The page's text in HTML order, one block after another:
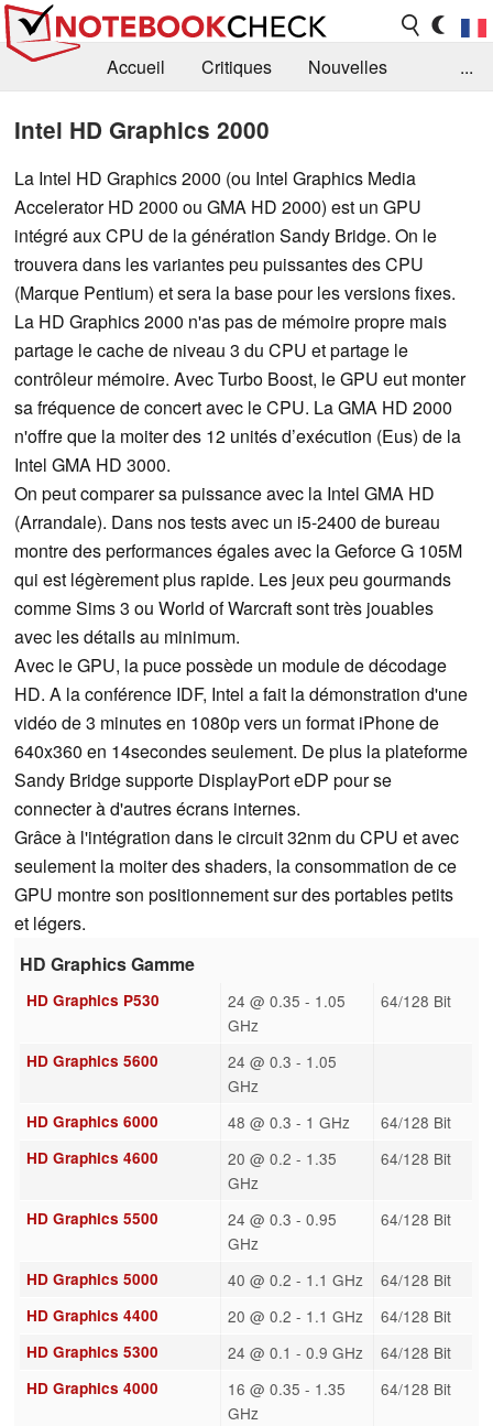
Accueil Critiques
Nouvelles
...
Intel HD Graphics 2000
La Intel HD Graphics 2000 (ou Intel Graphics Media
Accelerator HD 2000 ou GMA HD 2000) est un GPU
intégré aux CPU de la génération Sandy Bridge. On le
trouvera dans les variantes peu puissantes des CPU
(Marque Pentium) et sera la base pour les versions fixes.
La HD Graphics 2000 n'as pas de mémoire propre mais
partage le cache de niveau 3 du CPU et partage le
contrôleur mémoire. Avec Turbo Boost, le GPU eut monter
sa fréquence de concert avec le CPU. La GMA HD 2000
n'offre que la moiter des 12 unités d’exécution (Eus) de la
Intel GMA HD 3000.
On peut comparer sa puissance avec la Intel GMA HD
(Arrandale). Dans nos tests avec un i5-2400 de bureau
montre des performances égales avec la Geforce G 105M
qui est légèrement plus rapide. Les jeux peu gourmands
comme Sims 3 ou World of Warcraft sont très jouables
avec les détails au minimum.
Avec le GPU, la puce possède un module de décodage
HD. A la conférence IDF, Intel a fait la démonstration d'une
vidéo de 3 minutes en 1080p vers un format iPhone de
640x360 en 14secondes seulement. De plus la plateforme
Sandy Bridge supporte DisplayPort eDP pour se
connecter à d'autres écrans internes.
Grâce à l'intégration dans le circuit 32nm du CPU et avec
seulement la moiter des shaders, la consommation de ce
GPU montre son positionnement sur des portables petits
et légers.
HD Graphics Gamme
HD Graphics P530
24 @ 0.35 - 1.05
GHz
64/128 Bit
HD Graphics 5600
24 @ 0.3 - 1.05
GHz
HD Graphics 6000 48 @ 0.3 - 1 GHz 64/128 Bit
HD Graphics 4600
20 @ 0.2 - 1.35
GHz
64/128 Bit
HD Graphics 5500
24 @ 0.3 - 0.95
GHz
64/128 Bit
HD Graphics 5000 40 @ 0.2 - 1.1 GHz 64/128 Bit
HD Graphics 4400 20 @ 0.2 - 1.1 GHz 64/128 Bit
HD Graphics 5300 24 @ 0.1 - 0.9 GHz 64/128 Bit
HD Graphics 4000
16 @ 0.35 - 1.35
GHz
64/128 Bit